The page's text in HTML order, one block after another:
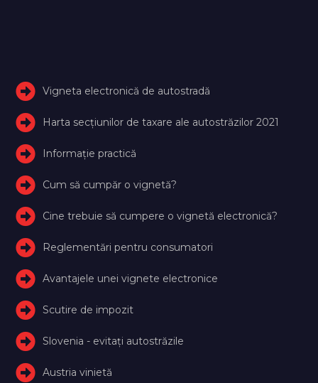
Vigneta electronică de autostradă
Harta secțiunilor de taxare ale autostrăzilor 2021
Informație practică
Cum să cumpăr o vignetă?
Cine trebuie să cumpere o vignetă electronică?
Reglementări pentru consumatori
Avantajele unei vignete electronice
Scutire de impozit
Slovenia - evitați autostrăzile
Austria vinietă